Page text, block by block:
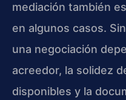
mediación también
en algunos casos.
una negociación
acreedor, la solidez
disponibles y la